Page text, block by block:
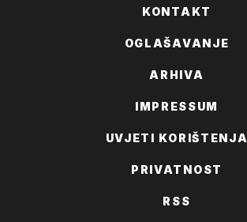
KONTAKT
OGLAŠAVANJE
ARHIVA
IMPRESSUM
UVJETI KORIŠTENJA
PRIVATNOST
RSS